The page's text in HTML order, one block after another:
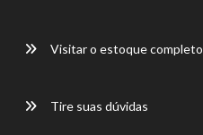
Visitar o estoque completo
Tire suas dúvidas